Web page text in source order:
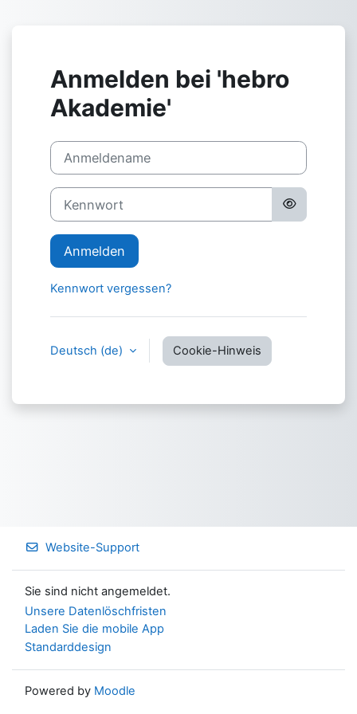
Anmelden bei 'hebro
Akademie'
Anmeldename
Kennwort
Anmelden
Kennwort vergessen?
Deutsch ‎(de)‎ Cookie-Hinweis
Website-Support
Sie sind nicht angemeldet.
Unsere Datenlöschfristen
Laden Sie die mobile App
Standarddesign
Powered by Moodle